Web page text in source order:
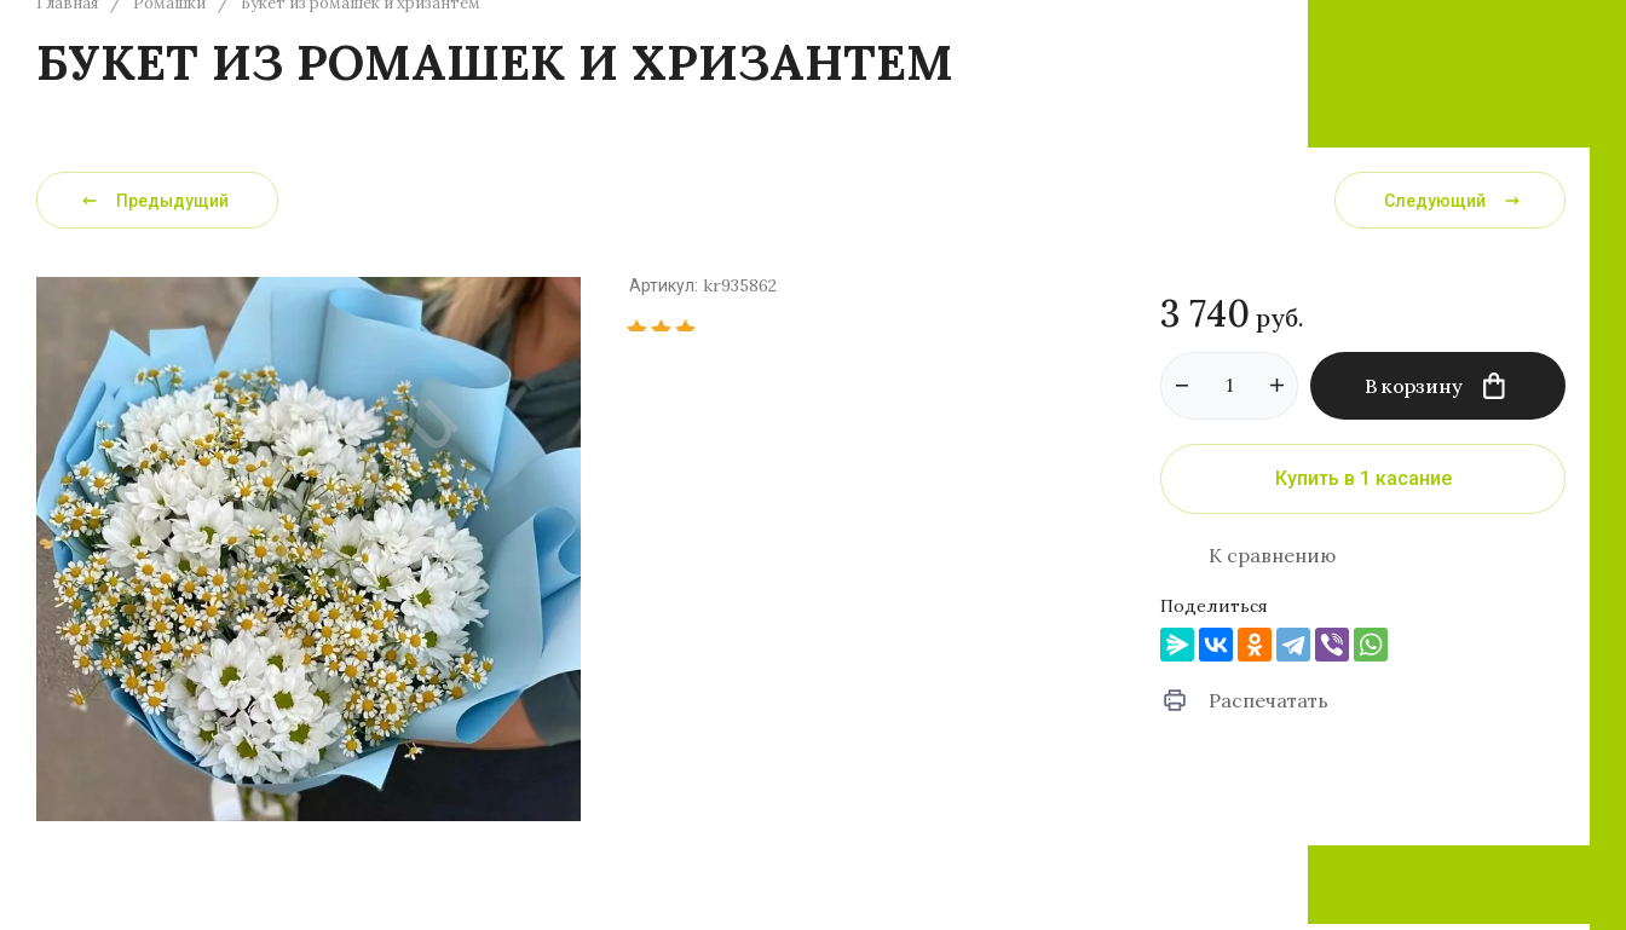
БУКЕТ ИЗ РОМАШЕК И ХРИЗАНТЕМ
Предыдущий Следующий
Артикул: kr935862
3 740 руб.
В корзину
Купить в 1 касание
К сравнению
Поделиться
Распечатать